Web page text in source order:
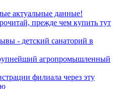
актуальные данные!
прежде чем купить тут
- детский санаторий в
агропромышленный
филиала через эту